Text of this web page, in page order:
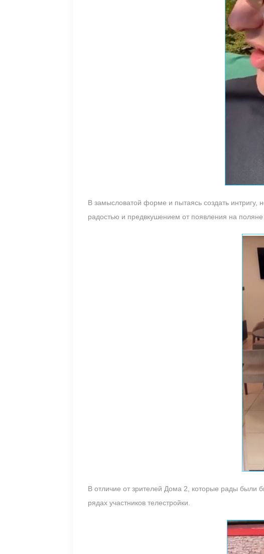
В замысловатой форме и пытаясь создать интригу,
радостью и предвкушением от появления на
В отличие от зрителей Дома 2, которые рады были
рядах участников телестройки.